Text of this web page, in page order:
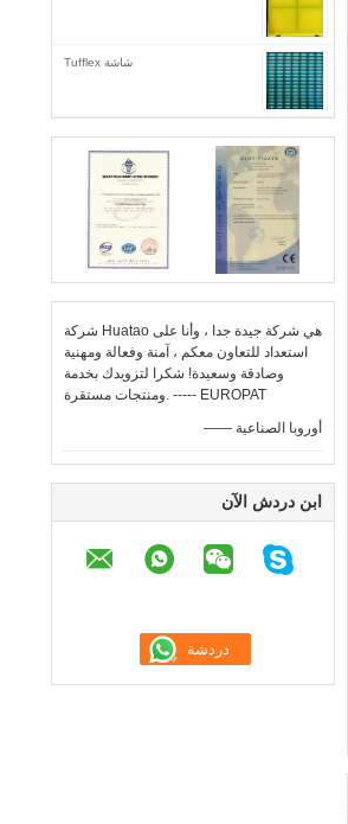
شاشة Tufflex
شركة Huatao هي شركة جيدة جدا ، وأنا على
استعداد للتعاون معكم ، آمنة وفعالة ومهنية
وصادقة وسعيدة! شكرا لتزويدك بخدمة
ومنتجات مستقرة. ----- EUROPAT
—— أوروبا الصناعية
ابن دردش الآن